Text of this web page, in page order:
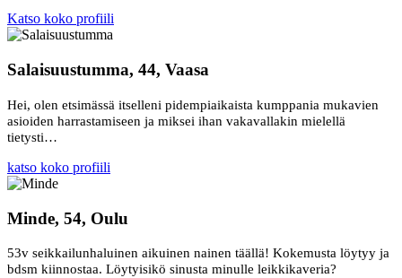
Katso koko profiili
Salaisuustumma, 44, Vaasa
Hei, olen etsimässä itselleni pidempiaikaista kumppania mukavien
asioiden harrastamiseen ja miksei ihan vakavallakin mielellä
tietysti…
katso koko profiili
Minde, 54, Oulu
53v seikkailunhaluinen aikuinen nainen täällä! Kokemusta löytyy ja
bdsm kiinnostaa. Löytyisikö sinusta minulle leikkikaveria?